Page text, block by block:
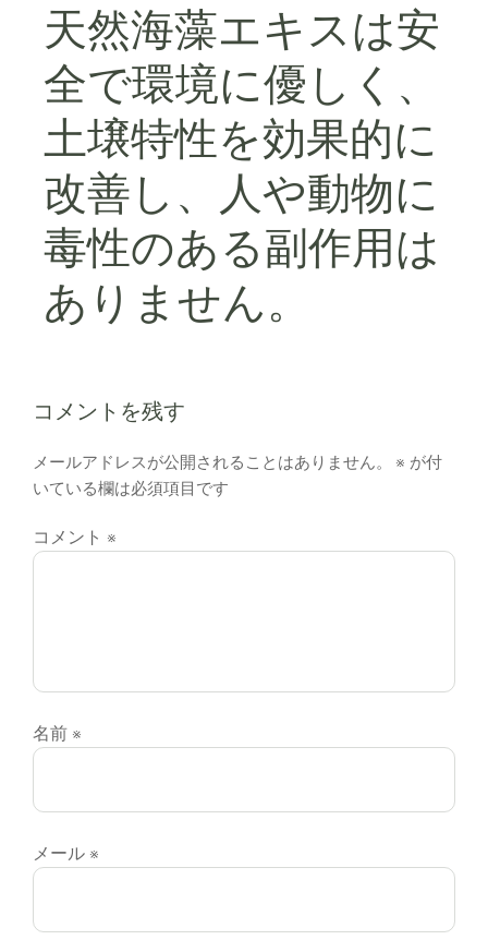
天然海藻エキスは安
全で環境に優しく、
土壌特性を効果的に
改善し、人や動物に
毒性のある副作用は
ありません。
コメントを残す
メールアドレスが公開されることはありません。 ※ が付
いている欄は必須項目です
コメント ※
名前 ※
メール ※